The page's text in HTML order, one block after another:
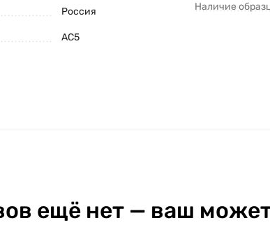
Россия
AC5
Наличие
ещё нет — ваш